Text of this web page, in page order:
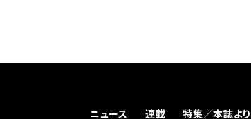
ニュース 連載 特集／本誌より